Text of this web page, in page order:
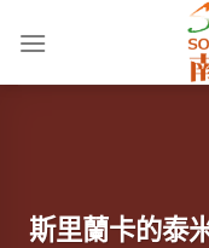
斯里蘭卡的泰